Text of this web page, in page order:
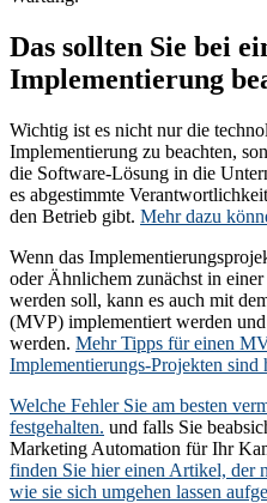
Das sollten Sie bei
Implementierung
Wichtig ist es nicht nur die
Implementierung zu beachten,
die Software-Lösung in die
es abgestimmte
den Betrieb gibt. Mehr dazu
Wenn das
oder Ähnlichem zunächst in
werden soll, kann es auch mit
(MVP) implementiert werden
werden. Mehr Tipps für einen
Implementierungs-Projekten sind
Welche Fehler Sie am besten
festgehalten. und falls Sie
Marketing Automation für Ihr
finden Sie hier einen Artikel, der
wie sie sich umgehen lassen